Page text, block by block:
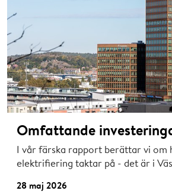
Omfattande
I vår färska rapport berättar vi om
elektrifiering taktar på - det är i
28 maj 2026